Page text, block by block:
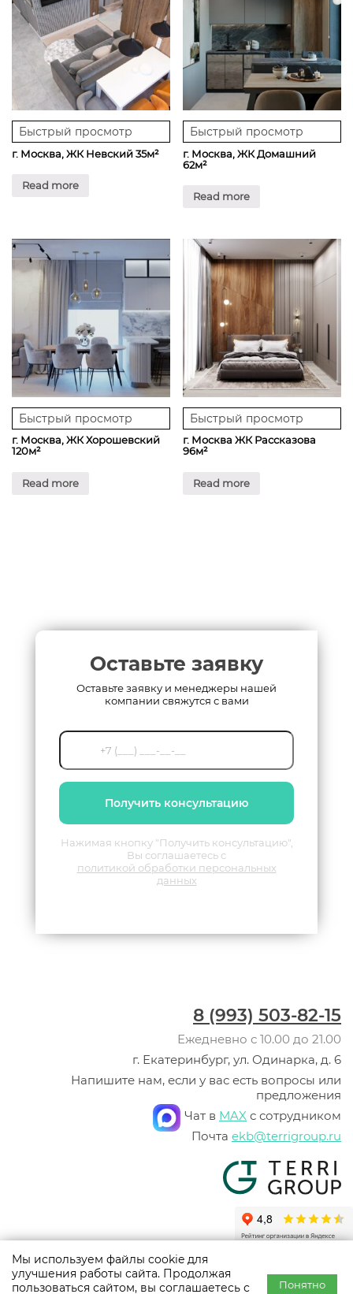
Быстрый просмотр
г. Москва, ЖК Невский 35м²
Read more
Быстрый просмотр
г. Москва, ЖК Домашний
62м²
Read more
Быстрый просмотр
г. Москва, ЖК Хорошевский
120м²
Read more
Быстрый просмотр
г. Москва ЖК Рассказова
96м²
Read more
Оставьте заявку
Оставьте заявку и менеджеры нашей
компании свяжутся с вами
Получить консультацию
Нажимая кнопку "Получить консультацию",
Вы соглашаетесь с
политикой обработки персональных
данных
© ООО «Терри Групп», 2003 -
Политика конфиденциальности
8 (993) 503-82-15
Ежедневно с 10.00 до 21.00
г. Екатеринбург, ул. Одинарка, д. 6
Напишите нам, если у вас есть вопросы или
предложения
Чат в MAX с сотрудником
Почта ekb@terrigroup.ru
Мы используем файлы cookie для
улучшения работы сайта. Продолжая
пользоваться сайтом, вы соглашаетесь с
Понятно